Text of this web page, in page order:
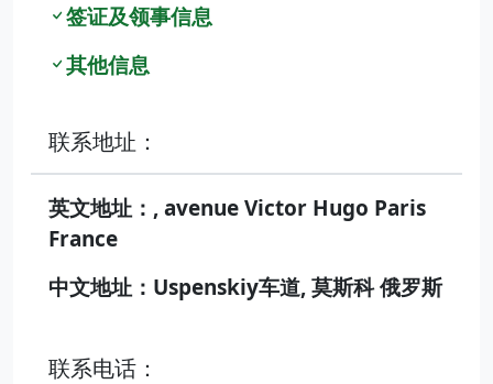
签证及领事信息
其他信息
联系地址：
英文地址：, avenue Victor Hugo Paris
France
中文地址：Uspenskiy车道, 莫斯科 俄罗斯
联系电话：